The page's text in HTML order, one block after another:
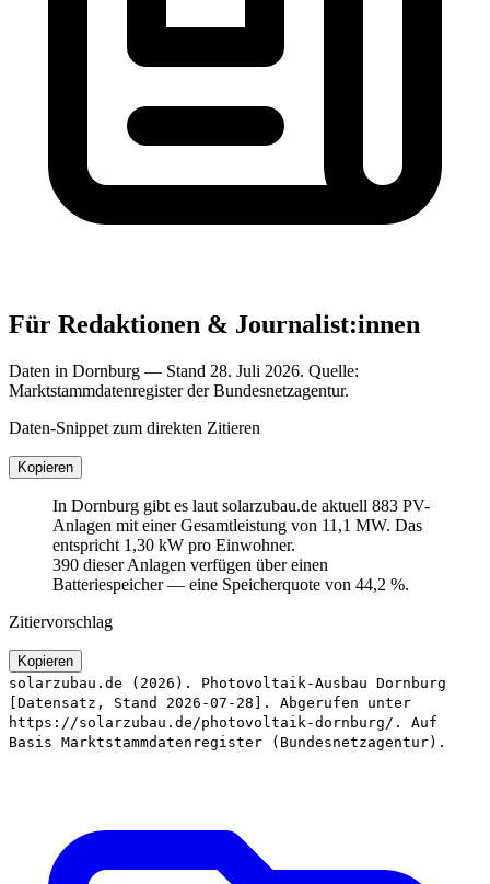
Für Redaktionen & Journalist:innen
Daten in Dornburg — Stand 28. Juli 2026. Quelle:
Marktstammdatenregister der Bundesnetzagentur.
Daten-Snippet zum direkten Zitieren
Kopieren
In Dornburg gibt es laut solarzubau.de aktuell 883 PV-
Anlagen mit einer Gesamtleistung von 11,1 MW. Das
entspricht 1,30 kW pro Einwohner.
390 dieser Anlagen verfügen über einen
Batteriespeicher — eine Speicherquote von 44,2 %.
Zitiervorschlag
Kopieren
solarzubau.de (2026). Photovoltaik-Ausbau Dornburg
[Datensatz, Stand 2026-07-28]. Abgerufen unter
https://solarzubau.de/photovoltaik-dornburg/. Auf
Basis Marktstammdatenregister (Bundesnetzagentur).